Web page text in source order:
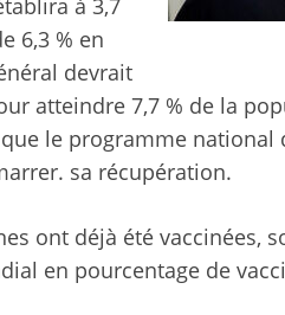
6,3 % en
devrait
atteindre 7,7 % de la
le programme national
sa récupération.
ont déjà été vaccinées,
en pourcentage de